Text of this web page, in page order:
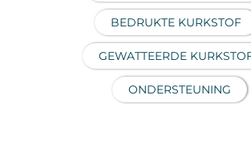
BEDRUKTE KURKSTOF
GEWATTEERDE
ONDERSTEUNING